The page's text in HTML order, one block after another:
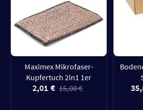
Maximex Mikrofaser-
Kupfertuch 2in1 1er
2,01 € 15,00 €